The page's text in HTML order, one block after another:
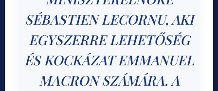
SÉBASTIEN LECORNU, AKI
EGYSZERRE LEHETŐSÉG
ÉS KOCKÁZAT EMMANUEL
MACRON SZÁMÁRA. A